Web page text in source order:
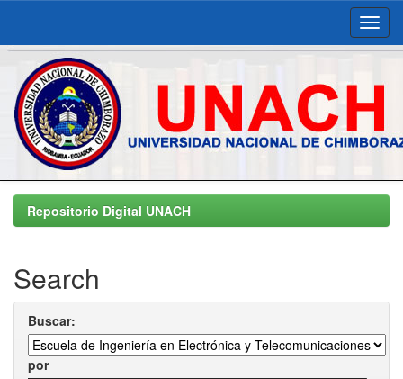
Skip
navigationRepositorio Digital UNACH
Search
Buscar:
por